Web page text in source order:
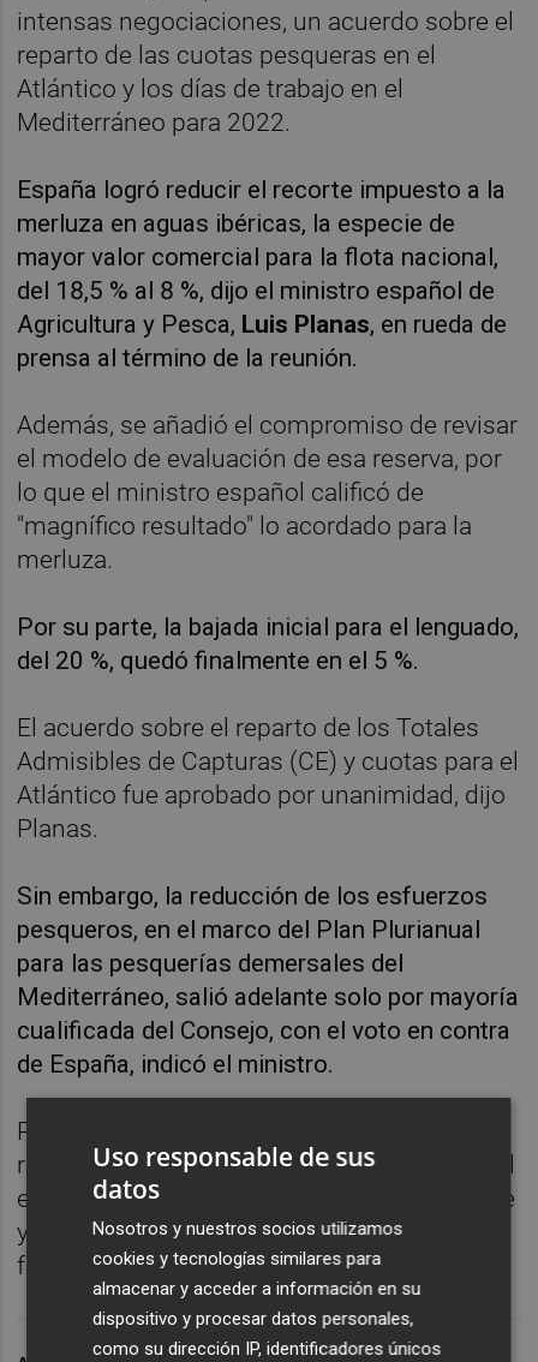
intensas negociaciones, un acuerdo sobre el
reparto de las cuotas pesqueras en el
Atlántico y los días de trabajo en el
Mediterráneo para 2022.
España logró reducir el recorte impuesto a la
merluza en aguas ibéricas, la especie de
mayor valor comercial para la flota nacional,
del 18,5 % al 8 %, dijo el ministro español de
Agricultura y Pesca, Luis Planas, en rueda de
prensa al término de la reunión.
Además, se añadió el compromiso de revisar
el modelo de evaluación de esa reserva, por
lo que el ministro español calificó de
"magnífico resultado" lo acordado para la
merluza.
Por su parte, la bajada inicial para el lenguado,
del 20 %, quedó finalmente en el 5 %.
El acuerdo sobre el reparto de los Totales
Admisibles de Capturas (CE) y cuotas para el
Atlántico fue aprobado por unanimidad, dijo
Planas.
Sin embargo, la reducción de los esfuerzos
pesqueros, en el marco del Plan Plurianual
para las pesquerías demersales del
Mediterráneo, salió adelante solo por mayoría
cualificada del Consejo, con el voto en contra
de España, indicó el ministro.
Planas había insistido desde el inicio de la
reunión en que España se oponía a rebajar el
esfuerzo pesquero otro 7,5 % para el arrastre
y el palangre en el Mediterráneo, donde
faenan unos 900 buques españoles.
Uso responsable de sus
datos
Nosotros y nuestros socios utilizamos
cookies y tecnologías similares para
almacenar y acceder a información en su
dispositivo y procesar datos personales,
como su dirección IP, identificadores únicos